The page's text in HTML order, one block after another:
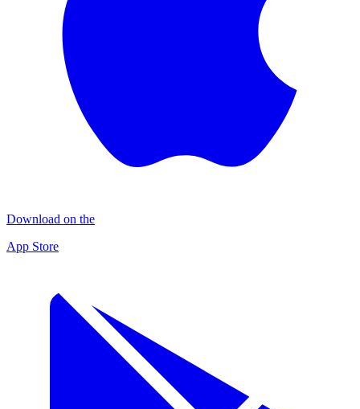
Download on the
App Store